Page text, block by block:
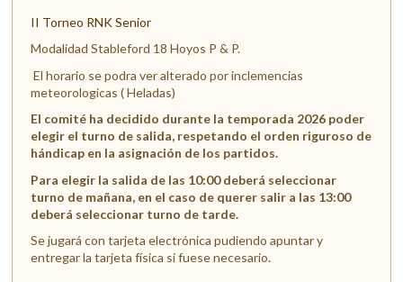
II Torneo RNK Senior
Modalidad Stableford 18 Hoyos P & P.
El horario se podra ver alterado por inclemencias
meteorologicas ( Heladas)
El comité ha decidido durante la temporada 2026 poder
elegir el turno de salida, respetando el orden riguroso de
hándicap en la asignación de los partidos.
Para elegir la salida de las 10:00 deberá seleccionar
turno de mañana, en el caso de querer salir a las 13:00
deberá seleccionar turno de tarde.
Se jugará con tarjeta electrónica pudiendo apuntar y
entregar la tarjeta física si fuese necesario.